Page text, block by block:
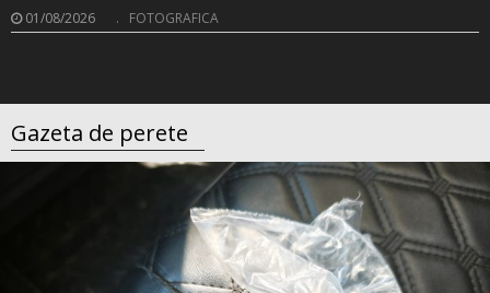
01/08/2026 . FOTOGRAFICA
Gazeta de perete